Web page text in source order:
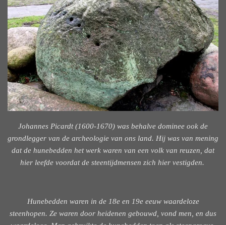
Johannes Picardt (1600-1670) was behalve dominee ook de
grondlegger van de archeologie van ons land. Hij was van mening
dat de hunebedden het werk waren van een volk van reuzen, dat
hier leefde voordat de steentijdmensen zich hier vestigden.
Hunebedden waren in de 18e en 19e eeuw waardeloze
steenhopen. Ze waren door heidenen gebouwd, vond men, en dus